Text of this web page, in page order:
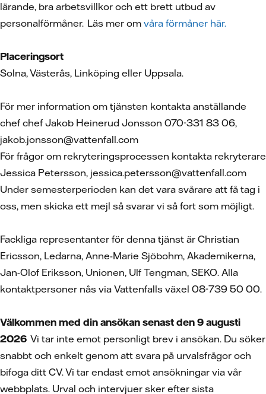
lärande, bra arbetsvillkor och ett brett utbud av
personalförmåner. Läs mer om våra förmåner här.
Placeringsort
Solna, Västerås, Linköping eller Uppsala.
För mer information om tjänsten kontakta anställande
chef chef Jakob Heinerud Jonsson 070-331 83 06,
jakob.jonsson@vattenfall.com
För frågor om rekryteringsprocessen kontakta rekryterare
Jessica Petersson, jessica.petersson@vattenfall.com
Under semesterperioden kan det vara svårare att få tag i
oss, men skicka ett mejl så svarar vi så fort som möjligt.
Fackliga representanter för denna tjänst är Christian
Ericsson, Ledarna, Anne-Marie Sjöbohm, Akademikerna,
Jan-Olof Eriksson, Unionen, Ulf Tengman, SEKO. Alla
kontaktpersoner nås via Vattenfalls växel 08-739 50 00.
Välkommen med din ansökan senast den 9 augusti
2026 Vi tar inte emot personligt brev i ansökan. Du söker
snabbt och enkelt genom att svara på urvalsfrågor och
bifoga ditt CV. Vi tar endast emot ansökningar via vår
webbplats. Urval och intervjuer sker efter sista